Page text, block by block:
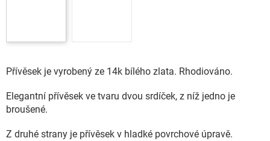
Přívěsek je vyrobený ze 14k bílého zlata. Rhodiováno.
Elegantní přívěsek ve tvaru dvou srdíček, z níž jedno je
broušené.
Z druhé strany je přívěsek v hladké povrchové úpravě.